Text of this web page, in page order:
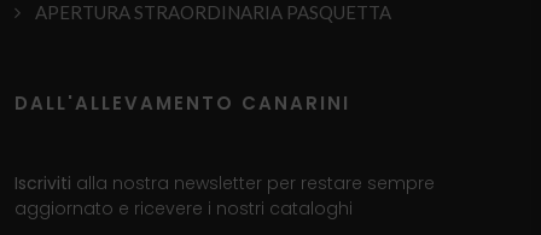
APERTURA STRAORDINARIA PASQUETTA
DALL'ALLEVAMENTO CANARINI
Iscriviti alla nostra newsletter per restare sempre
aggiornato e ricevere i nostri cataloghi